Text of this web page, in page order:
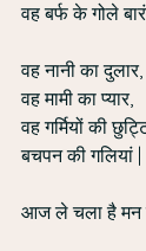
वह बर्फ के गोले
वह नानी का दुलार,
वह मामी का प्यार,
वह गर्मियों की
बचपन की गलियां |
आज ले चला है मन